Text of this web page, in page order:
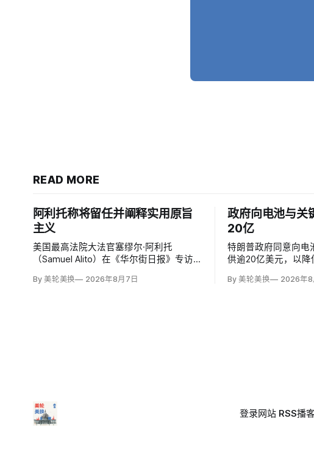
READ MORE
阿利托称将留任并阐释实用原旨
主义
美国最高法院大法官塞缪尔·阿利托
（Samuel Alito）在《华尔街日报》专访
定保守派要求他趁共和党掌控参议院时退
By 美轮美换 2026年8月7日
政府向电池与关
20亿
特朗普政府同意向电
供逾20亿美元，以降
司Sila
By 美轮美换 2026年8
登录网站 RSS播